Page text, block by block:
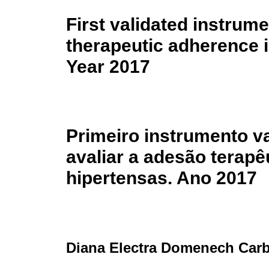
First validated
therapeutic adherence
Year 2017
Primeiro instrumento
avaliar a adesão
hipertensas. Ano 2017
Diana Electra Domenech